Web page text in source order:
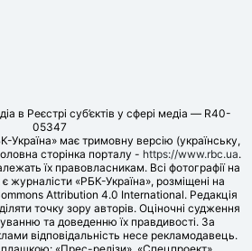
в Реєстрі суб’єктів у сфері медіа — R40-
05347
Україна» має тримовну версію (українську,
сторінка порталу - https://www.rbc.ua.
їх правовласникам. Всі фотографії на
журналісти «РБК-Україна», розміщені на
Attribution 4.0 International. Редакція
точку зору авторів. Оціночні судження
та доведенню їх правдивості. За
відповідальність несе рекламодавець.